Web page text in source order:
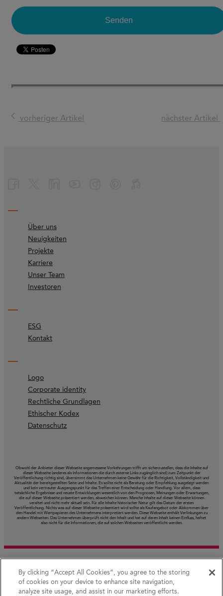
Senden
vorheriger Artikel nächster Artikel
Über uns
Neuigkeiten
Projekte
Karriere
Unser Team
Investoren
ESG
Kontakt
Logo
Corporate identity
Rechtliche Grundlagen
Ethischer Kodex
Datenschutz
Obwohl der Anbieter dieser Webseite angemessene Vorkehrungen trifft um sicherzustellen, dass die Inhalte auf
dieser Webseite (anderes als Informationen die durch externe Links zugänglich sind) zum Zeitpunkt der
Veröffentlichung richtig sind, übernimmt das Unternehmen keine Gewähr für die Richtigkeit, Vollständigkeit und
Aktualität der bereitgestellten Seite und Inhalte. Es sollte nicht als Beratung oder Empfehlung ausgelegt werden
und kein vertrauter Ausgangspunkt für das Treffen einer Entscheidung oder Handlung. Vor allem, dass
tatsächliche Ergebnisse und neuste Entwicklungen wesentlich von den Prognosen, Meinungen oder Erwartungen,
die auf dieser Webseite präsentiert werden, abweichen können. Manche Inhalte auf dieser Webseite können
veraltet und nicht mehr aktuell sein. Für alle Inhalte historischer Natur gilt das Datum der ersten
Veröffentlichung. Nichts was auf dieser Webseite präsentiert wird sollte als Kaufangebot oder Abkommen über
den Handel mit Wertpapieren des Unternehmens interpretiert werden. Diese Webseite enthält Verlinkungen zu
andern Webseiten. Das Unternehmen überprüft nicht den Inhalt und hat auf deren Inhalt keinen Einfluss, haftet
also nicht für die Informationen, die auf solchen Webseiten veröffentlicht werden.
By clicking “Accept All Cookies”, you agree to the storing
of cookies on your device to enhance site navigation,
analyze site usage, and assist in our marketing efforts.